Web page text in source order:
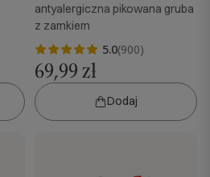
antyalergiczna pikowana gruba
z zamkiem
5.0(900)
69,99 zł
Dodaj